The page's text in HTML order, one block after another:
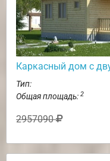
Каркасный дом с
Тип:
Общая площадь: 2
2957090